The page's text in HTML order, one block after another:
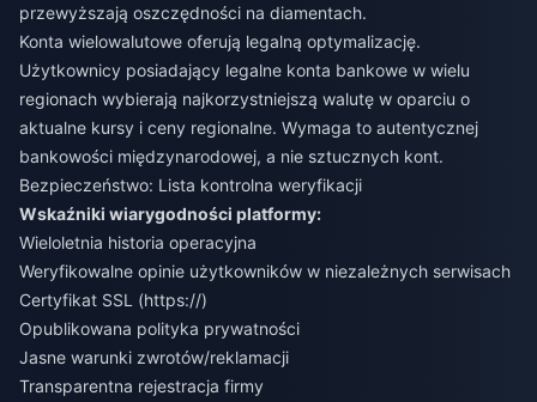
przewyższają oszczędności na diamentach.
Konta wielowalutowe oferują legalną optymalizację.
Użytkownicy posiadający legalne konta bankowe w wielu
regionach wybierają najkorzystniejszą walutę w oparciu o
aktualne kursy i ceny regionalne. Wymaga to autentycznej
bankowości międzynarodowej, a nie sztucznych kont.
Bezpieczeństwo: Lista kontrolna weryfikacji
Wskaźniki wiarygodności platformy:
Wieloletnia historia operacyjna
Weryfikowalne opinie użytkowników w niezależnych serwisach
Certyfikat SSL (https://)
Opublikowana polityka prywatności
Jasne warunki zwrotów/reklamacji
Transparentna rejestracja firmy